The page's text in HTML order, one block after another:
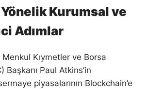
Yönelik Kurumsal ve
Adımlar
Kıymetler ve Borsa
Başkanı Paul Atkins’in
piyasalarının Blockchain’e